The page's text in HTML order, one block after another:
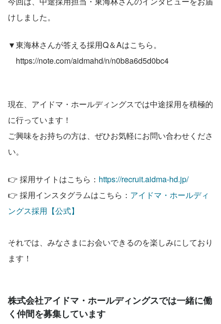
けしました。
▼東海林さんが答える採用Q＆Aはこちら。
https://note.com/aidmahd/n/n0b8a6d5d0bc4
現在、アイドマ・ホールディングスでは中途採用を積極的
に行っています！
ご興味をお持ちの方は、ぜひお気軽にお問い合わせくださ
い。
👉 採用サイトはこちら： https://recruit.aidma-hd.jp/
👉 採用インスタグラムはこちら： アイドマ・ホールディ
ングス採用【公式】
それでは、みなさまにお会いできるのを楽しみにしており
ます！
株式会社アイドマ・ホールディングスでは一緒に働
く仲間を募集しています